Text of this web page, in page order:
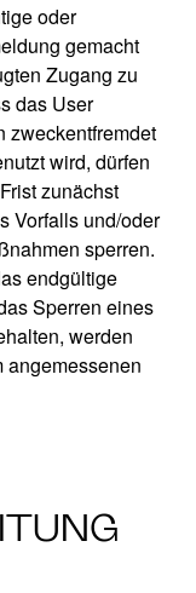
oder
gemacht
Zugang zu
das User
zweckentfremdet
wird, dürfen
zunächst
Vorfalls und/oder
sperren.
endgültige
Sperren eines
werden
angemessenen